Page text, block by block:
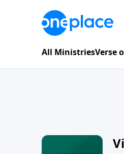
All MinistriesVerse